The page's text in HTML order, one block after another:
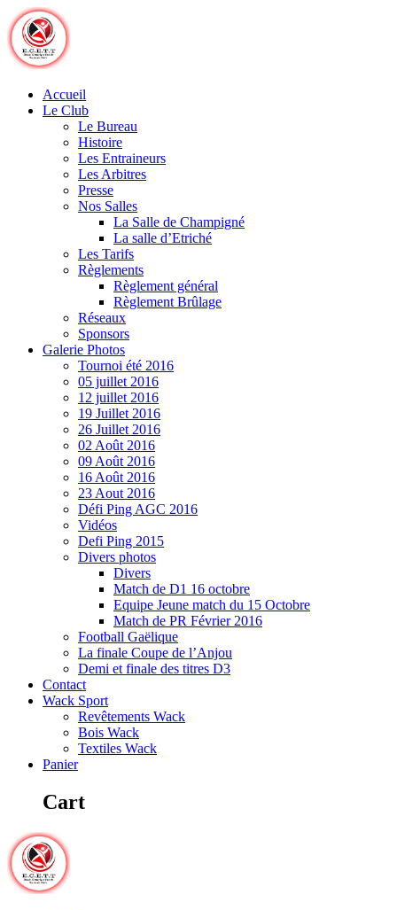
Skip
to
content
Accueil
Le Club
Le Bureau
Histoire
Les Entraineurs
Les Arbitres
Presse
Nos Salles
La Salle de Champigné
La salle d’Etriché
Les Tarifs
Règlements
Règlement général
Règlement Brûlage
Réseaux
Sponsors
Galerie Photos
Tournoi été 2016
05 juillet 2016
12 juillet 2016
19 Juillet 2016
26 Juillet 2016
02 Août 2016
09 Août 2016
16 Août 2016
23 Aout 2016
Défi Ping AGC 2016
Vidéos
Defi Ping 2015
Divers photos
Divers
Match de D1 16 octobre
Equipe Jeune match du 15 Octobre
Match de PR Février 2016
Football Gaëlique
La finale Coupe de l’Anjou
Demi et finale des titres D3
Contact
Wack Sport
Revêtements Wack
Bois Wack
Textiles Wack
Panier
Cart